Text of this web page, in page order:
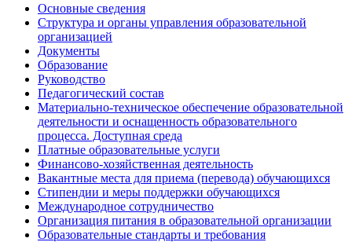
Основные сведения
Структура и органы управления образовательной
организацией
Документы
Образование
Руководство
Педагогический состав
Материально-техническое обеспечение образовательной
деятельности и оснащенность образовательного
процесса. Доступная среда
Платные образовательные услуги
Финансово-хозяйственная деятельность
Вакантные места для приема (перевода) обучающихся
Стипендии и меры поддержки обучающихся
Международное сотрудничество
Организация питания в образовательной организации
Образовательные стандарты и требования